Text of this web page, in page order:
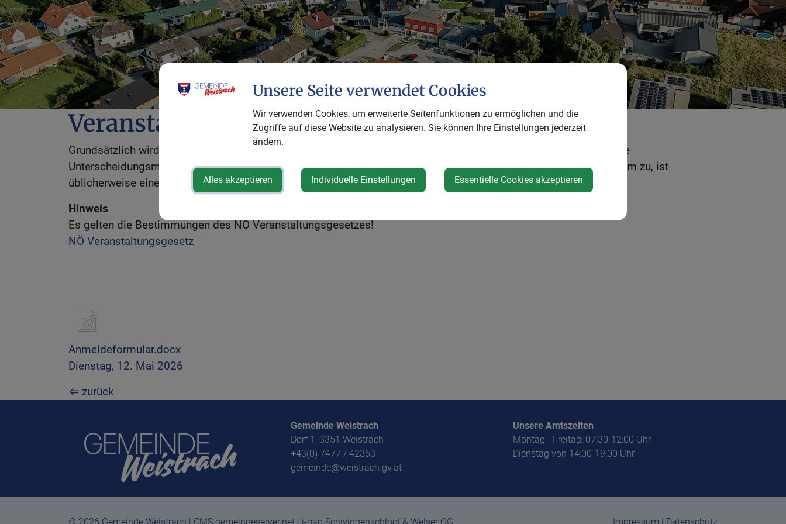
Veranstaltung - Anmeldung
Grundsätzlich wird zwischen öffentlichen und nicht öffentlichen Veranstaltungen unterschieden. Das wesentlichste
Unterscheidungsmerkmal ist die allgemeine Zugänglichkeit bei öffentlichen Veranstaltungen. Trifft dieses Kriterium zu, ist
üblicherweise eine Meldung bei der zuständigen Behörde notwendig.mehr...
Hinweis
Es gelten die Bestimmungen des NÖ Veranstaltungsgesetzes!
NÖ Veranstaltungsgesetz
Anmeldeformular.docx
Dienstag, 12. Mai 2026
⇐ zurück
Gemeinde Weistrach
Dorf 1, 3351 Weistrach
+43(0) 7477 / 42363
gemeinde@weistrach.gv.at
Unsere Amtszeiten
Montag - Freitag: 07:30-12:00 Uhr
Dienstag von 14:00-19:00 Uhr
© 2026 Gemeinde Weistrach | CMS gemeindeserver.net | i-gap Schwingenschlögl & Welser OG Impressum | Datenschutz
Unsere Seite verwendet Cookies
Wir verwenden Cookies, um erweiterte Seitenfunktionen zu ermöglichen und die
Zugriffe auf diese Website zu analysieren. Sie können Ihre Einstellungen jederzeit
ändern.
Alles akzeptieren Individuelle Einstellungen Essentielle Cookies akzeptieren